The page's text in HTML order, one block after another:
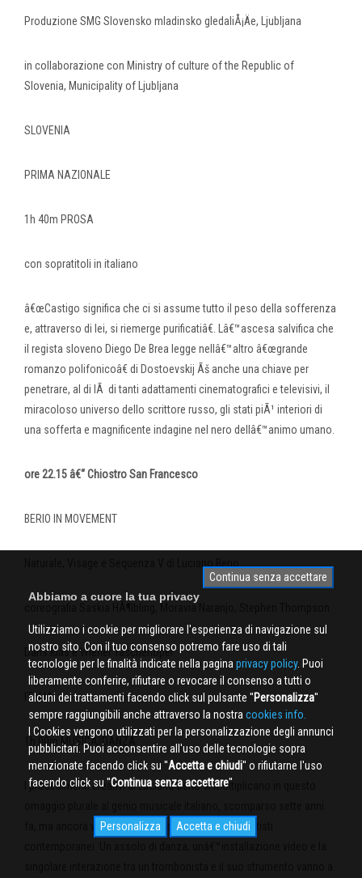
Produzione SMG Slovensko mladinsko gledaliÅ¡Äe, Ljubljana
in collaborazione con Ministry of culture of the Republic of
Slovenia, Municipality of Ljubljana
SLOVENIA
PRIMA NAZIONALE
1h 40m PROSA
con sopratitoli in italiano
â€œCastigo significa che ci si assume tutto il peso della sofferenza
e, attraverso di lei, si riemerge purificatiâ€. Lâ€™ascesa salvifica che
il regista sloveno Diego De Brea legge nellâ€™altro â€œgrande
romanzo polifonicoâ€ di Dostoevskij Ãš anche una chiave per
penetrare, al di lÃ di tanti adattamenti cinematografici e televisivi, il
miracoloso universo dello scrittore russo, gli stati piÃ¹ interiori di
una sofferta e magnificente indagine nel nero dellâ€™animo umano.
ore 22.15 â€“ Chiostro San Francesco
BERIO IN MOVEMENT
Dans.Kias e Wiener Taschenoper
ITALIA
1h 00m MUSICA/DANZA
I procedimenti creativi di Luciano Berio si moltiplicano in questo
fa, ma ancora vivissimo per gli spunti offerti agli artisti
Continua senza accettare
Abbiamo a cuore la tua privacy
Utilizziamo i cookie per migliorare l'esperienza di navigazione sul
nostro sito. Con il tuo consenso potremo fare uso di tali
tecnologie per le finalità indicate nella pagina privacy policy. Puoi
liberamente conferire, rifiutare o revocare il consenso a tutti o
alcuni dei trattamenti facendo click sul pulsante ''Personalizza''
sempre raggiungibili anche attraverso la nostra cookies info.
I Cookies vengono utilizzati per la personalizzazione degli annunci
pubblicitari. Puoi acconsentire all'uso delle tecnologie sopra
menzionate facendo click su ''Accetta e chiudi'' o rifiutarne l'uso
facendo click su ''Continua senza accettare''
Personalizza Accetta e chiudi